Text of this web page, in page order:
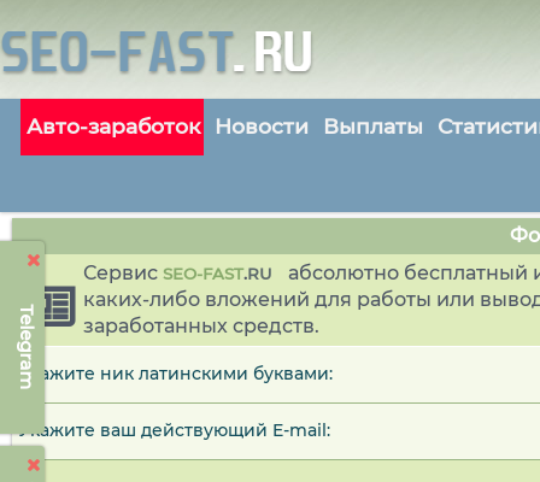
Telegram
Авто-заработок Новости Выплаты
Сервис SEO-FAST.RU
абсолютно бесплатный
каких-либо вложений для работы или
заработанных средств.
Укажите ник латинскими буквами:
Укажите ваш действующий E-mail: